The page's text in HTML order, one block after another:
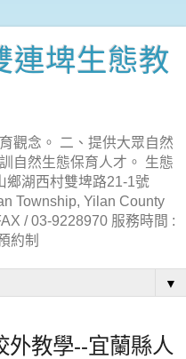
連埤生態教
觀念。 二、提供大眾自然
自然生態保育人才。 生態
鄉湖西村雙埤路21-1號
Township, Yilan County
/ 03-9228970 服務時間 :
約制
▼
外教學--宜蘭縣人